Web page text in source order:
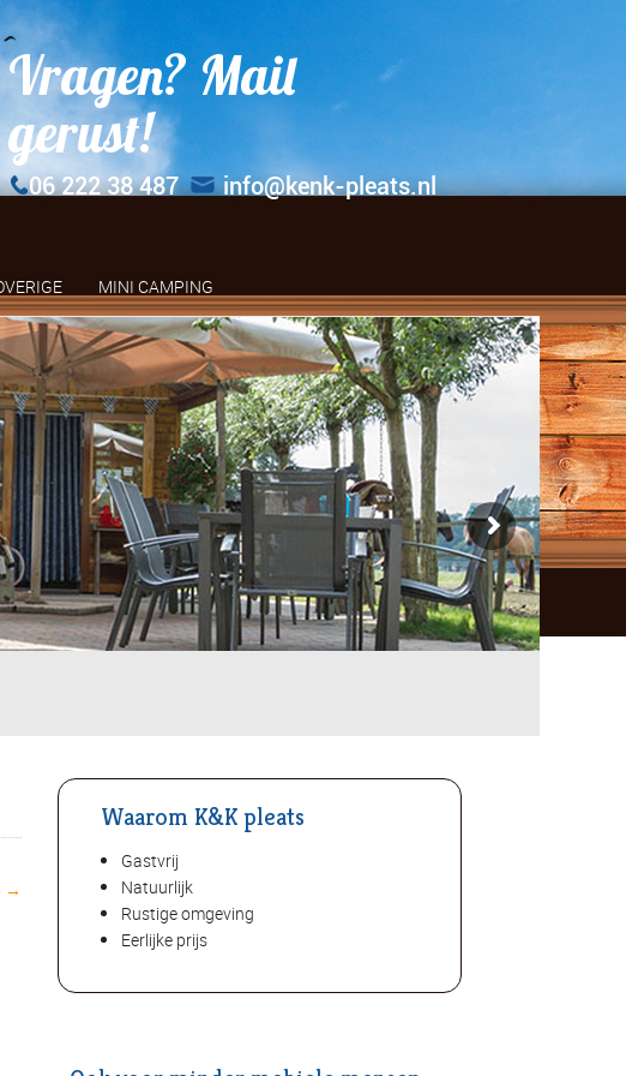
Vragen? Mail
gerust!
06 222 38 487 info@kenk-pleats.nl
MINI CAMPING
Waarom K&K pleats
Gastvrij
Natuurlijk
Rustige omgeving
Eerlijke prijs
→